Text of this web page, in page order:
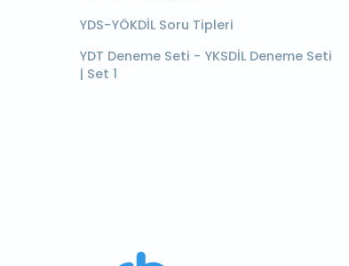
YDS-YÖKDİL Soru Tipleri
YDT Deneme Seti - YKSDİL Deneme Seti
| Set 1